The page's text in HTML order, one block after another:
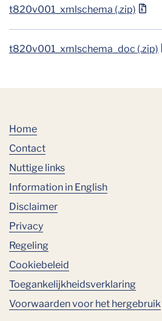
t820v001_xmlschema (.zip)
t820v001_xmlschema_doc (.zip)
Home
Contact
Nuttige links
Information in English
Disclaimer
Privacy
Regeling
Cookiebeleid
Toegankelijkheidsverklaring
Voorwaarden voor het hergebruik